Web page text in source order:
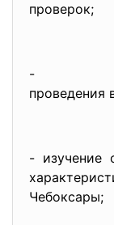
проверок;
-
проведения
- изучение
Чебоксары;